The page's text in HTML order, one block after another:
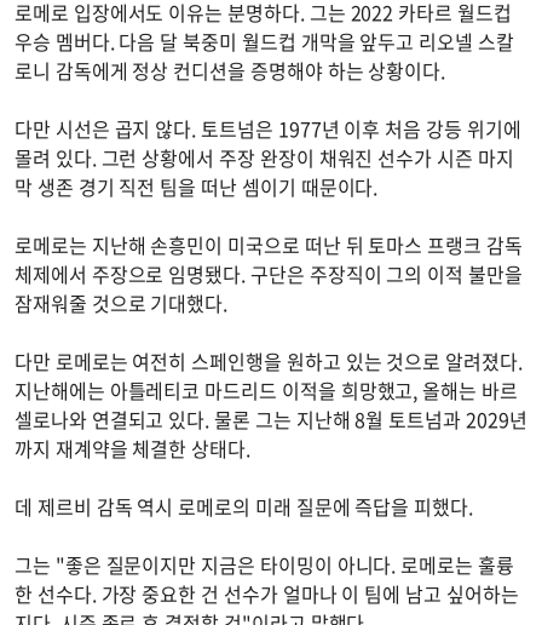
로메로 입장에서도 이유는 분명하다. 그는 2022 카타르 월드컵
우승 멤버다. 다음 달 북중미 월드컵 개막을 앞두고 리오넬 스칼
로니 감독에게 정상 컨디션을 증명해야 하는 상황이다.
다만 시선은 곱지 않다. 토트넘은 1977년 이후 처음 강등 위기에
몰려 있다. 그런 상황에서 주장 완장이 채워진 선수가 시즌 마지
막 생존 경기 직전 팀을 떠난 셈이기 때문이다.
로메로는 지난해 손흥민이 미국으로 떠난 뒤 토마스 프랭크 감독
체제에서 주장으로 임명됐다. 구단은 주장직이 그의 이적 불만을
잠재워줄 것으로 기대했다.
다만 로메로는 여전히 스페인행을 원하고 있는 것으로 알려졌다.
지난해에는 아틀레티코 마드리드 이적을 희망했고, 올해는 바르
셀로나와 연결되고 있다. 물론 그는 지난해 8월 토트넘과 2029년
까지 재계약을 체결한 상태다.
데 제르비 감독 역시 로메로의 미래 질문에 즉답을 피했다.
그는 "좋은 질문이지만 지금은 타이밍이 아니다. 로메로는 훌륭
한 선수다. 가장 중요한 건 선수가 얼마나 이 팀에 남고 싶어하는